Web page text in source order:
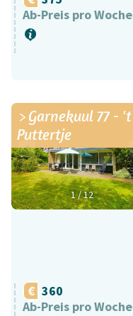
Ab-Preis pro Woche
1/12
Garnekuul 77 - 't
Puttertje
360
Ab-Preis pro Woche